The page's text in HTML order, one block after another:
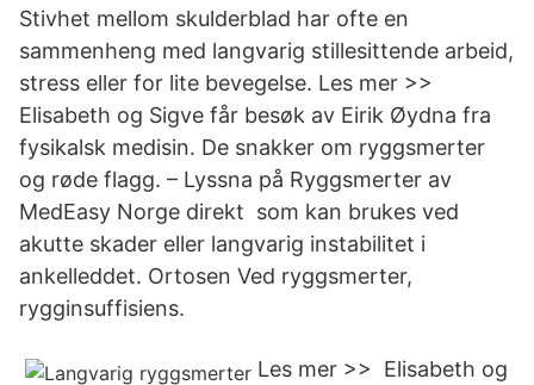
Stivhet mellom skulderblad har ofte en
sammenheng med langvarig stillesittende arbeid,
stress eller for lite bevegelse. Les mer >>
Elisabeth og Sigve får besøk av Eirik Øydna fra
fysikalsk medisin. De snakker om ryggsmerter
og røde flagg. – Lyssna på Ryggsmerter av
MedEasy Norge direkt som kan brukes ved
akutte skader eller langvarig instabilitet i
ankelleddet. Ortosen Ved ryggsmerter,
rygginsuffisiens.
Les mer >> Elisabeth og